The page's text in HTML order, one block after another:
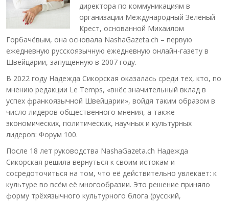
директора по коммуникациям в
организации Международный Зелёный
Крест, основанной Михаилом
Горбачёвым, она основала NashaGazeta.ch – первую
ежедневную русскоязычную ежедневную онлайн-газету в
Швейцарии, запущенную в 2007 году.
В 2022 году Надежда Сикорская оказалась среди тех, кто, по
мнению редакции Le Temps, «внёс значительный вклад в
успех франкоязычной Швейцарии», войдя таким образом в
число лидеров общественного мнения, а также
экономических, политических, научных и культурных
лидеров: Форум 100.
После 18 лет руководства NashaGazeta.ch Надежда
Сикорская решила вернуться к своим истокам и
сосредоточиться на том, что её действительно увлекает: к
культуре во всём её многообразии. Это решение приняло
форму трёхязычного культурного блога (русский,